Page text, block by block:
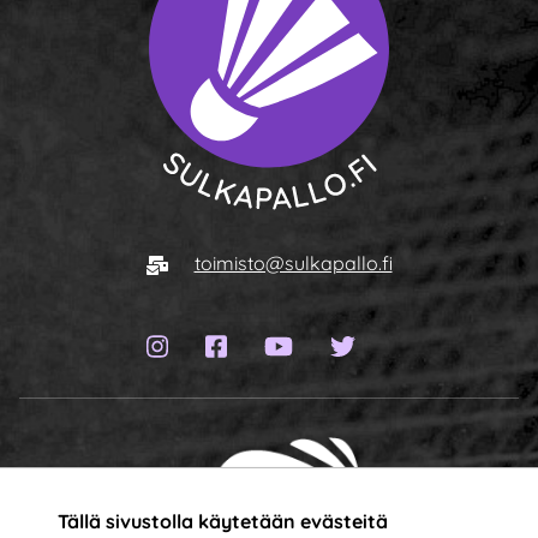
Tällä sivustolla käytetään evästeitä
Sähköposti
toimisto@sulkapallo.fi
Instagram-sivu
Facebook-sivu
YouTube-kanava
Twitter-sivu